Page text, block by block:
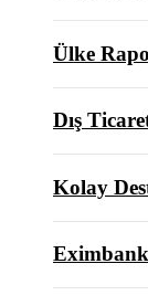
Ülke
Dış
Kolay
Eximbank